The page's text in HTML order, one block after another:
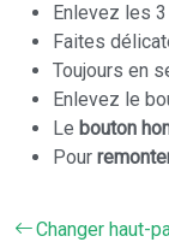
Enlevez les
Faites
Toujours en
Enlevez le
Le bouton
Pour
Changer haut-